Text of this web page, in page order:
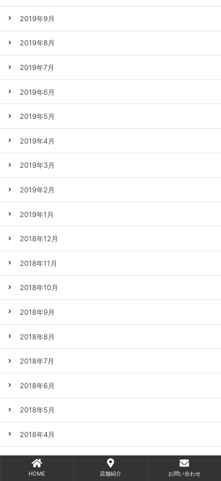
2019年9月
2019年8月
2019年7月
2019年6月
2019年5月
2019年4月
2019年3月
2019年2月
2019年1月
2018年12月
2018年11月
2018年10月
2018年9月
2018年8月
2018年7月
2018年6月
2018年5月
2018年4月
2018年3月
HOME 店舗紹介 お問い合わせ